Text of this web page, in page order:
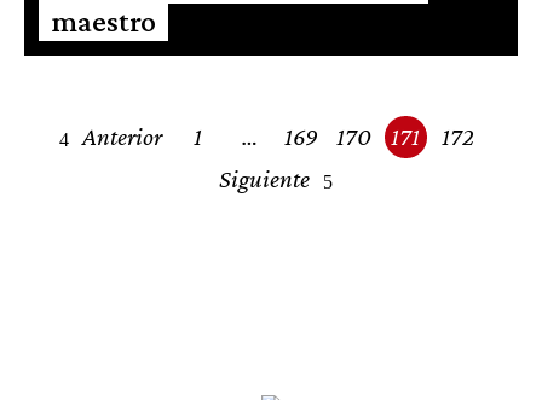
maestro
PostsAnterior 1 … 169 170 171
172
Siguiente